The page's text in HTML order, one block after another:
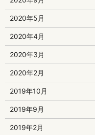
2020年5月
2020年4月
2020年3月
2020年2月
2019年10月
2019年9月
2019年2月